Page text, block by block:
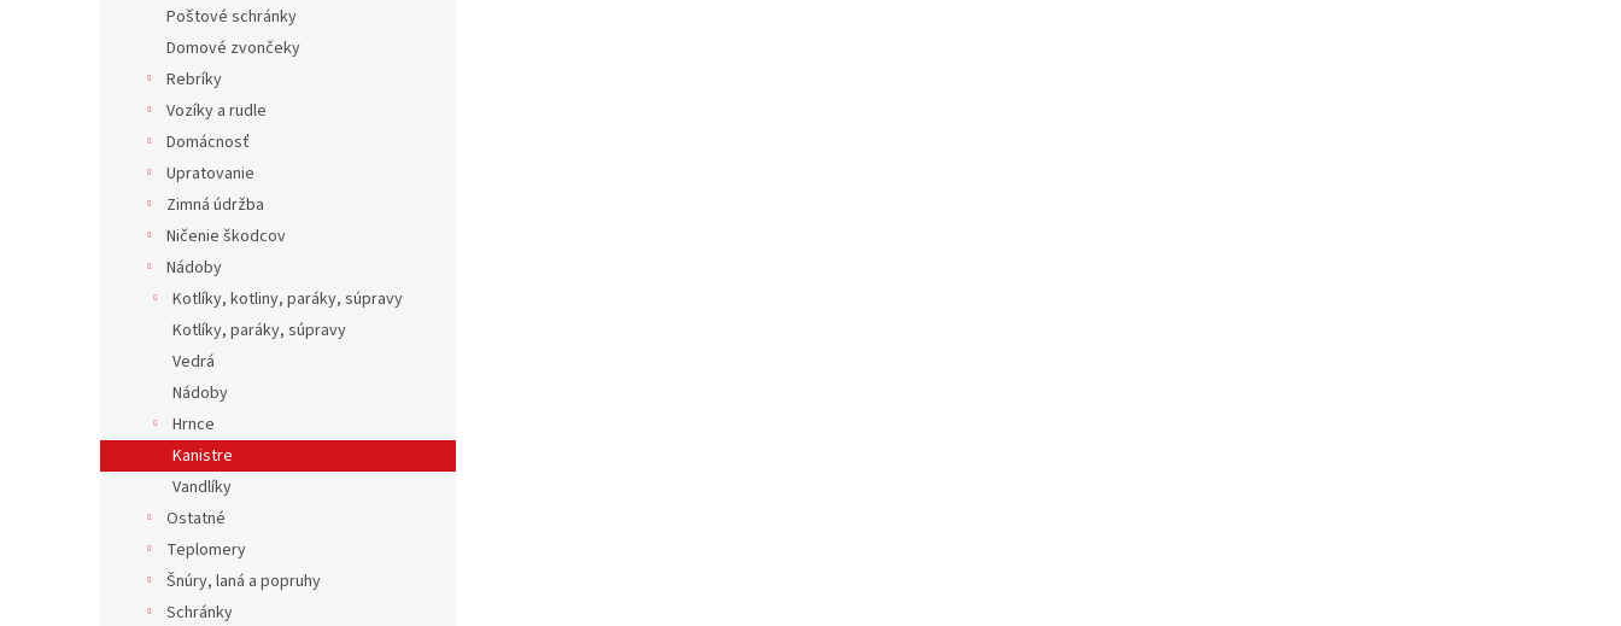
Poštové schránky
Domové zvončeky
Rebríky
Vozíky a rudle
Domácnosť
Upratovanie
Zimná údržba
Ničenie škodcov
Nádoby
Kotlíky, kotliny, paráky, súpravy
Kotlíky, paráky, súpravy
Vedrá
Nádoby
Hrnce
Kanistre
Vandlíky
Ostatné
Teplomery
Šnúry, laná a popruhy
Schránky